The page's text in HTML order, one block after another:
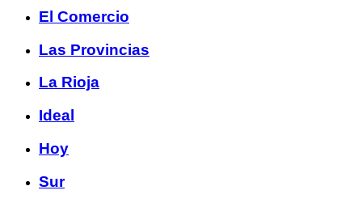
El Comercio
Las Provincias
La Rioja
Ideal
Hoy
Sur